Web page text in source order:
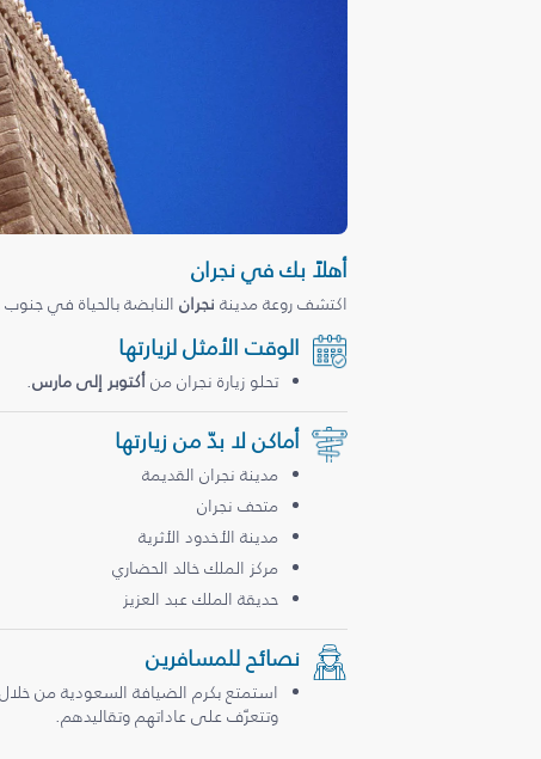
أهلاً بك في نجران
اكتشف روعة مدينة نجران النابضة بالحياة في
الوقت الأمثل لزيارتها
تحلو زيارة نجران منأكتوبر إلى مارس.
أماكن لا بدّ من زيارتها
مدينة نجران القديمة
متحف نجران
مدينة الأخدود الأثرية
مركز الملك خالد الحضاري
حديقة الملك عبد العزيز
نصائح للمسافرين
استمتع بكرم الضيافة السعودية من
وتتعرّف على عاداتهم وتقاليدهم.